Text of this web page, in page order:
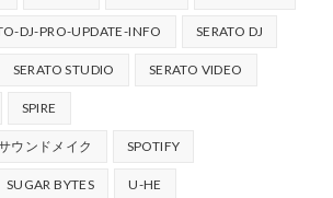
DJ-PRO-UPDATE-INFO SERATO DJ
SERATO STUDIO SERATO VIDEO
SPIRE
ウンドメイク SPOTIFY
SUGAR BYTES U-HE